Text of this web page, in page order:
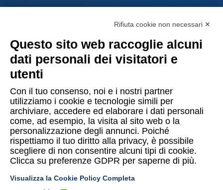
Lugano
Copyright © 2015-2026 Uomo & Ambiente S.r.l. Società Benefit
PI/CF 10874480014
Privacy Policy UeA
Rifiuta cookie non necessari ✕
Questo sito web raccoglie alcuni
dati personali dei visitatori e
utenti
Con il tuo consenso, noi e i nostri partner
utilizziamo i cookie e tecnologie simili per
archiviare, accedere ed elaborare i dati personali
come, ad esempio, la visita al sito web o la
personalizzazione degli annunci. Poiché
rispettiamo il tuo diritto alla privacy, è possibile
scegliere di non consentire alcuni tipi di cookie.
Clicca su preferenze GDPR per saperne di più.
Visualizza la Cookie Policy Completa